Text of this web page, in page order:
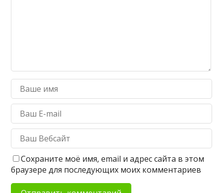
Сохраните моё имя, email и адрес сайта в этом
браузере для последующих моих комментариев